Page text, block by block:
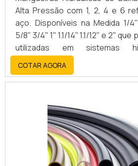
Alta Pressão com 1, 2, 4 e 6
aço. Disponíveis na Medida 1/
5/8'' 3/4'' 1'' 1.1/14'' 1.1/12'' e 2'' que podem ser
utilizadas em sistemas
equipamentos de lubrificação,
galerias, bombeamento de
transporte de produtos
hidrojateamento, condução de
água saturada, macaco
condução de óleos. Outros Modelos:
TERMOPLÁSTICA GÁS
COMBUSTÍVEL TEFLON
COTAR AGORA